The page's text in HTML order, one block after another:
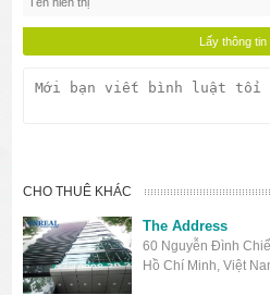
CHO THUÊ KHÁC
The Address
60 Nguyễn Đình
Hồ Chí Minh, Việt